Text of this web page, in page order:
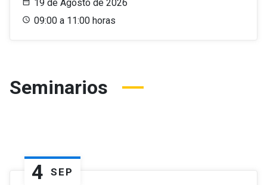
19 de Agosto de 2026
09:00 a 11:00 horas
Seminarios
4 SEP